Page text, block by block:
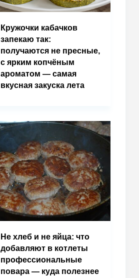
Кружочки кабачков
запекаю так:
получаются не пресные,
с ярким копчёным
ароматом — самая
вкусная закуска лета
Не хлеб и не яйца: что
добавляют в котлеты
профессиональные
повара — куда полезнее